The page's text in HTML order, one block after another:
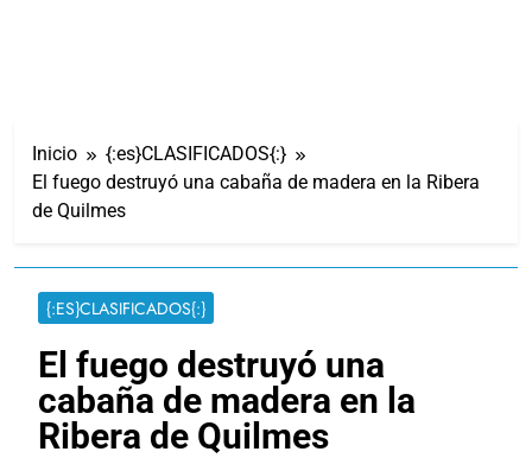
Inicio
{:es}CLASIFICADOS{:}
El fuego destruyó una cabaña de madera en la Ribera
de Quilmes
{:ES}CLASIFICADOS{:}
El fuego destruyó una
cabaña de madera en la
Ribera de Quilmes